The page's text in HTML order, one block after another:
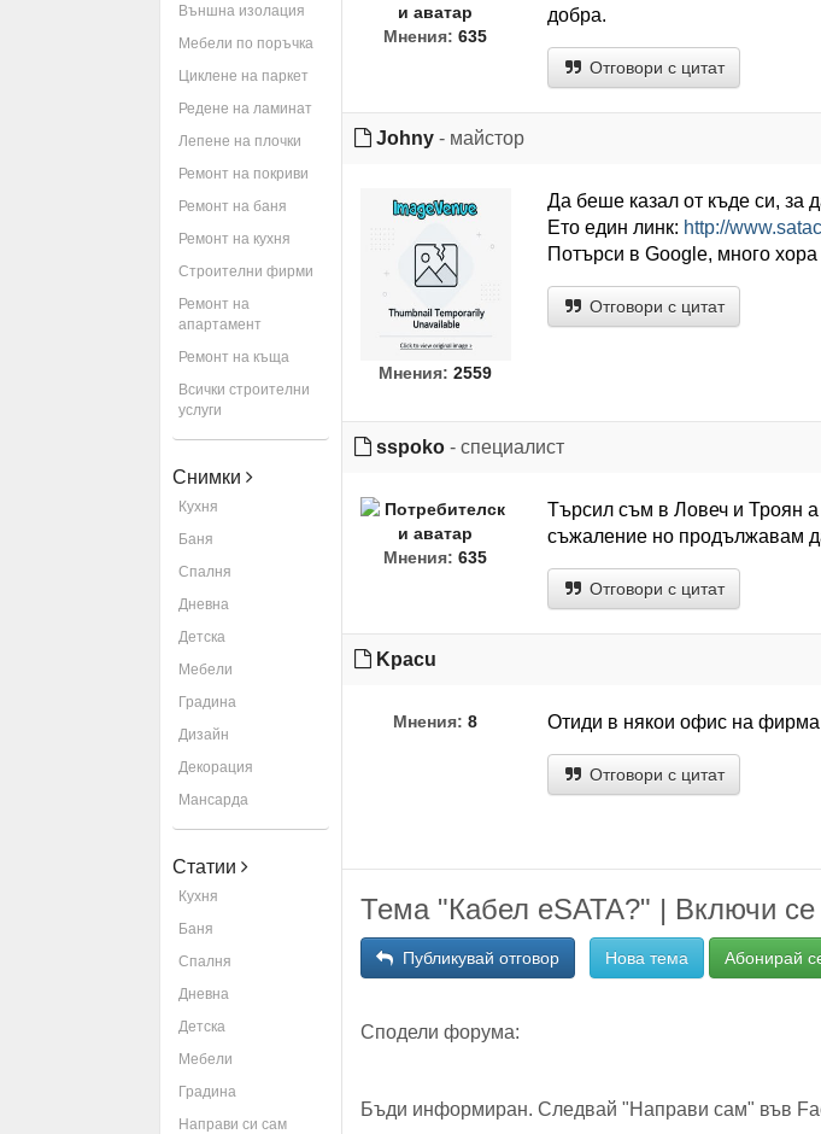
Външна изолация
Мебели по поръчка
Циклене на паркет
Редене на ламинат
Лепене на плочки
Ремонт на покриви
Ремонт на баня
Ремонт на кухня
Строителни фирми
Ремонт на
апартамент
Ремонт на къща
Всички строителни
услуги
Снимки
Кухня
Баня
Спалня
Дневна
Детска
Мебели
Градина
Дизайн
Декорация
Мансарда
Статии
Кухня
Баня
Спалня
Дневна
Детска
Мебели
Градина
Направи си сам
Мнения: 635
добра.
Отговори с цитат
Johny - майстор
Мнения: 2559
Да беше казал от къде си, за
Ето един линк: http://
Потърси в Google, много
Отговори с цитат
sspoko - специалист
Мнения: 635
Търсил съм в Ловеч и Троян
съжаление но продължавам
Отговори с цитат
Kpacu
Мнения: 8 Отиди в някои офис на фирма
Отговори с цитат
Тема "Кабел еSATA?" | Включи се
Публикувай отговор Нова тема Абонирай
Сподели форума:
Бъди информиран. Следвай "Направи сам" във